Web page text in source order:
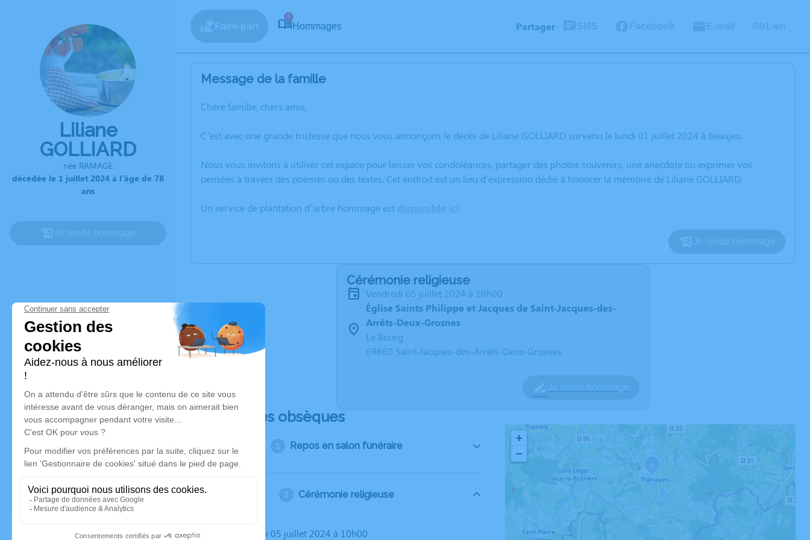
Liliane
GOLLIARD
née RAMAGE
décédée le 1 juillet 2024 à l'âge de 78
ans
6
Hommages Partager
Message de la famille
Chère famille, chers amis,
C’est avec une grande tristesse que nous vous annonçons le décès de Liliane GOLLIARD survenu le lundi 01 juillet 2024 à Beaujeu.
Nous vous invitons à utiliser cet espace pour laisser vos condoléances, partager des photos souvenirs, une anecdote ou exprimer vos
pensées à travers des poèmes ou des textes. Cet endroit est un lieu d'expression dédié à honorer la mémoire de Liliane GOLLIARD.
Un service de plantation d’arbre hommage est .
Cérémonie religieuse
vendredi 05 juillet 2024 à 10h00
Église Saints Philippe et Jacques de Saint-Jacques-des-
Arrêts-Deux-Grosnes
Le Bourg
69860 Saint-Jacques-des-Arrêts-Deux-Grosnes
Déroulé des obsèques
Repos en salon funéraire
Cérémonie religieuse
Le vendredi 05 juillet 2024 à 10h00
+
−